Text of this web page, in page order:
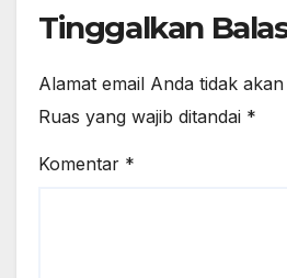
Tinggalkan
Alamat email Anda tidak
Ruas yang wajib ditandai *
Komentar *